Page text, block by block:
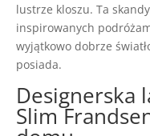
lustrze kloszu. Ta
inspirowanych
wyjątkowo dobrze
posiada.
Designerska
Slim